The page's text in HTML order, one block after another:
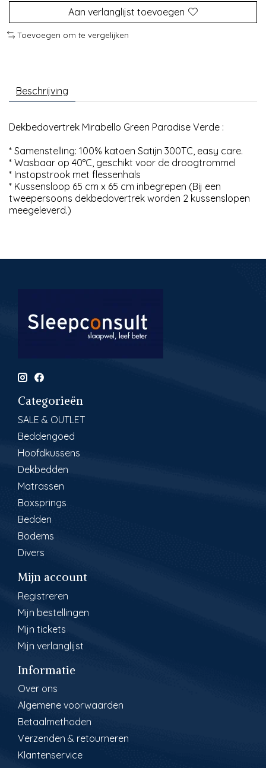
Aan verlanglijst toevoegen
Toevoegen om te vergelijken
Beschrijving
Dekbedovertrek Mirabello Green Paradise Verde :
* Samenstelling: 100% katoen Satijn 300TC, easy care.
* Wasbaar op 40°C, geschikt voor de droogtrommel
* Instopstrook met flessenhals
* Kussensloop 65 cm x 65 cm inbegrepen (Bij een
tweepersoons dekbedovertrek worden 2 kussenslopen
meegeleverd.)
Categorieën
SALE & OUTLET
Beddengoed
Hoofdkussens
Dekbedden
Matrassen
Boxsprings
Bedden
Bodems
Divers
Mijn account
Registreren
Mijn bestellingen
Mijn tickets
Mijn verlanglijst
Informatie
Over ons
Algemene voorwaarden
Betaalmethoden
Verzenden & retourneren
Klantenservice